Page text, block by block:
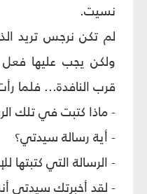
نسيت.
لم تكن نرجس تريد
ولكن يجب عليها فعل
قرب النافدة... فلما
- ماذا كتبت في تلك
- أية رسالة سيدتي؟
- الرسالة التي كتبتها
- لقد أخبرتك سيدتي